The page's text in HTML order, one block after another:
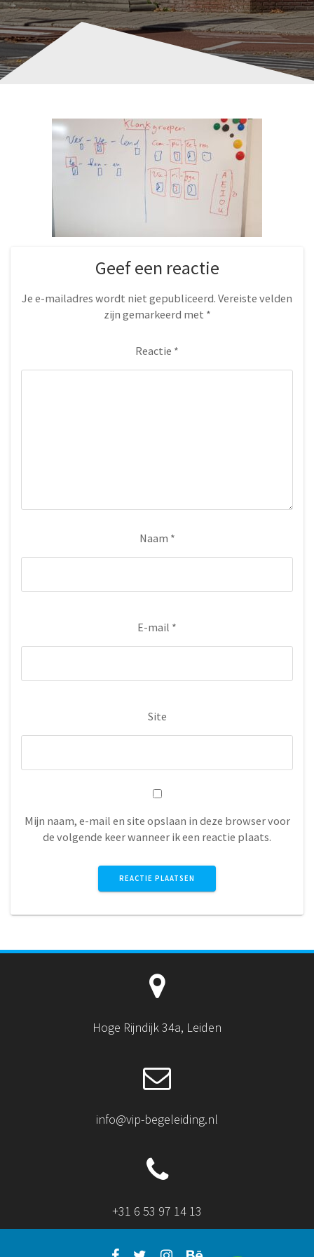
Geef een reactie
Je e-mailadres wordt niet gepubliceerd. Vereiste velden
zijn gemarkeerd met *
Reactie *
Naam *
E-mail *
Site
Mijn naam, e-mail en site opslaan in deze browser voor
de volgende keer wanneer ik een reactie plaats.
Hoge Rijndijk 34a, Leiden
info@vip-begeleiding.nl
+31 6 53 97 14 13